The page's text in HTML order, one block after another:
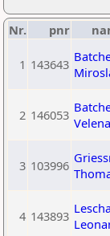
Nr. pnr
1 143643
2 146053 Velena
3 103996
4 143893